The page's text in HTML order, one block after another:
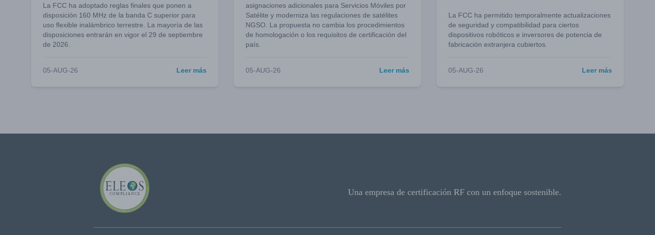
La FCC ha adoptado reglas finales que ponen a
disposición 160 MHz de la banda C superior para
uso flexible inalámbrico terrestre. La mayoría de las
disposiciones entrarán en vigor el 29 de septiembre
de 2026.
05-AUG-26 Leer más
asignaciones adicionales para Servicios Móviles por
Satélite y moderniza las regulaciones de satélites
NGSO. La propuesta no cambia los procedimientos
de homologación o los requisitos de certificación del
país.
05-AUG-26 Leer más
La FCC ha permitido temporalmente actualizaciones
de seguridad y compatibilidad para ciertos
dispositivos robóticos e inversores de potencia de
fabricación extranjera cubiertos.
05-AUG-26 Leer más
Una empresa de certificación RF con un enfoque sostenible.